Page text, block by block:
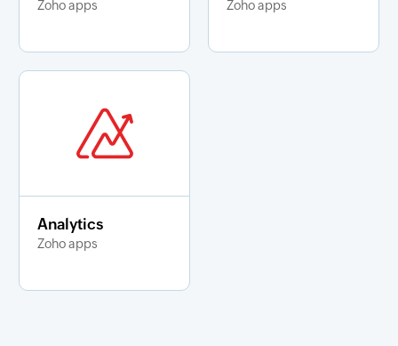
Zoho apps Zoho apps
Analytics
Zoho apps